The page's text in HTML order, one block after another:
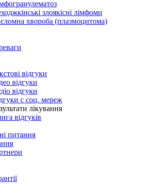
злоякісні лімфоми
хвороба (плазмоцитома)
відгуки
відгуки
відгуки
с соц. мереж
лікування
відгуків
питання